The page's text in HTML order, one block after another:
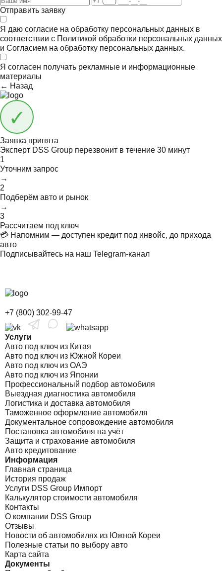
Отправить заявку
Я даю согласие на обработку персональных данных в
соответствии с Политикой обработки персональных данных
и Согласием на обработку персональных данных.
Я согласен получать рекламные и информационные
материалы
← Назад
Заявка принята
Эксперт DSS Group перезвонит в течение 30 минут
1
Уточним запрос
→
2
Подберём авто и рынок
→
3
Рассчитаем под ключ
💳 Напомним — доступен кредит под инвойс, до прихода
авто
Подписывайтесь на наш Telegram-канал
+7 (800) 302-99-47
Услуги
Авто под ключ из Китая
Авто под ключ из Южной Кореи
Авто под ключ из ОАЭ
Авто под ключ из Японии
Профессиональный подбор автомобиля
Выездная диагностика автомобиля
Логистика и доставка автомобиля
Таможенное оформление автомобиля
Документальное сопровождение автомобиля
Постановка автомобиля на учёт
Защита и страхование автомобиля
Авто кредитование
Информация
Главная страница
История продаж
Услуги DSS Group Импорт
Калькулятор стоимости автомобиля
Контакты
О компании DSS Group
Отзывы
Новости об автомобилях из Южной Кореи
Полезные статьи по выбору авто
Карта сайта
Документы